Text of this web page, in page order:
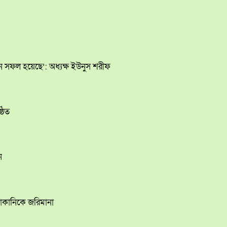
সফল হয়েছে’: অধ্যক্ষ ইউনুস শরীফ
জরিমানা